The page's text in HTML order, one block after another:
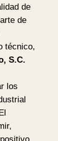
de
de
técnico,
S.C.
los